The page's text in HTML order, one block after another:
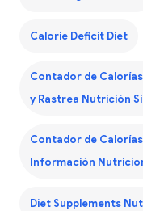
Calorie Deficit Diet
Contador de
y Rastrea Nutrición
Contador de
Información
Diet Supplements